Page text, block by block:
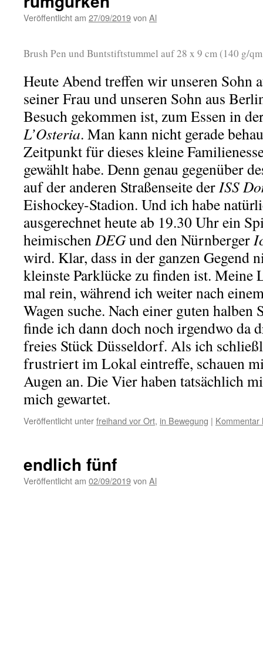
Veröffentlicht am 27/09/2019von Al
Brush Pen und Buntstiftstummel auf 28 x 9 cm (140 g/
Heute Abend treffen wir unseren Sohn
seiner Frau und unseren Sohn aus
Besuch gekommen ist, zum Essen in
L’Osteria. Man kann nicht gerade
Zeitpunkt für dieses kleine
gewählt habe. Denn genau gegenüber
auf der anderen Straßenseite derISS
Eishockey-Stadion. Und ich habe
ausgerechnet heute ab 19.30 Uhr ein
heimischenDEGund den Nürnberger
wird. Klar, dass in der ganzen Gegend
kleinste Parklücke zu finden ist. Meine
mal rein, während ich weiter nach
Wagen suche. Nach einer guten halben
finde ich dann doch noch irgendwo da
freies Stück Düsseldorf. Als ich
frustriert im Lokal eintreffe, schauen
Augen an. Die Vier haben tatsächlich
mich gewartet.
Veröffentlicht unterfreihand vor Ort, in Bewegung | Kommentar
endlich fünf
Veröffentlicht am 02/09/2019von Al